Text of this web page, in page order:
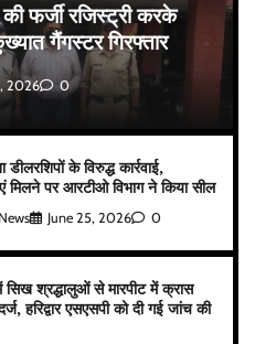
फर्जी रजिस्ट्री करके
गैंगस्टर गिरफ्तार
2026 0
डीलरशिपों के विरुद्ध कार्रवाई,
मिलने पर आरटीओ विभाग ने किया सील
June 25, 2026 0
सिख श्रद्धालुओं से मारपीट में क्रास
हरिद्वार एसएसपी को दी गई जांच की